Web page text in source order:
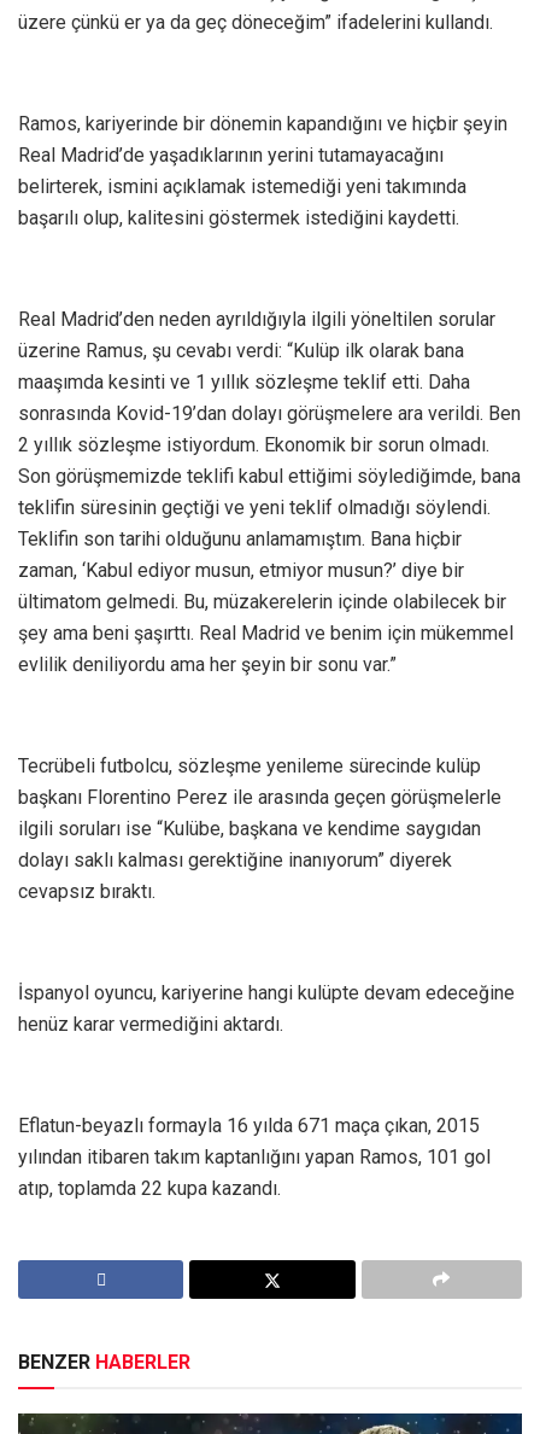
üzere çünkü er ya da geç döneceğim” ifadelerini kullandı.
Ramos, kariyerinde bir dönemin kapandığını ve hiçbir şeyin
Real Madrid’de yaşadıklarının yerini tutamayacağını
belirterek, ismini açıklamak istemediği yeni takımında
başarılı olup, kalitesini göstermek istediğini kaydetti.
Real Madrid’den neden ayrıldığıyla ilgili yöneltilen sorular
üzerine Ramus, şu cevabı verdi: “Kulüp ilk olarak bana
maaşımda kesinti ve 1 yıllık sözleşme teklif etti. Daha
sonrasında Kovid-19’dan dolayı görüşmelere ara verildi. Ben
2 yıllık sözleşme istiyordum. Ekonomik bir sorun olmadı.
Son görüşmemizde teklifi kabul ettiğimi söylediğimde, bana
teklifin süresinin geçtiği ve yeni teklif olmadığı söylendi.
Teklifin son tarihi olduğunu anlamamıştım. Bana hiçbir
zaman, ‘Kabul ediyor musun, etmiyor musun?’ diye bir
ültimatom gelmedi. Bu, müzakerelerin içinde olabilecek bir
şey ama beni şaşırttı. Real Madrid ve benim için mükemmel
evlilik deniliyordu ama her şeyin bir sonu var.”
Tecrübeli futbolcu, sözleşme yenileme sürecinde kulüp
başkanı Florentino Perez ile arasında geçen görüşmelerle
ilgili soruları ise “Kulübe, başkana ve kendime saygıdan
dolayı saklı kalması gerektiğine inanıyorum” diyerek
cevapsız bıraktı.
İspanyol oyuncu, kariyerine hangi kulüpte devam edeceğine
henüz karar vermediğini aktardı.
Eflatun-beyazlı formayla 16 yılda 671 maça çıkan, 2015
yılından itibaren takım kaptanlığını yapan Ramos, 101 gol
atıp, toplamda 22 kupa kazandı.
BENZER HABERLER